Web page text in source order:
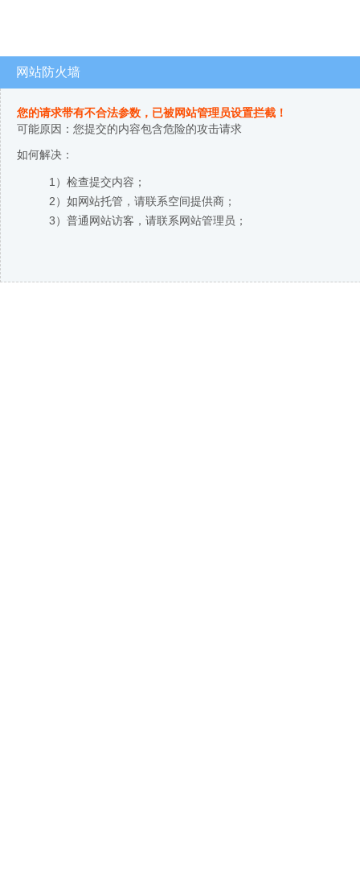
网站防火墙
您的请求带有不合法参数，已被网站管理员设置拦截！
可能原因：您提交的内容包含危险的攻击请求
如何解决：
1）检查提交内容；
2）如网站托管，请联系空间提供商；
3）普通网站访客，请联系网站管理员；